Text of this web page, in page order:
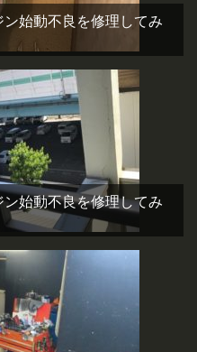
ン始動不良を修理してみ
ン始動不良を修理してみ